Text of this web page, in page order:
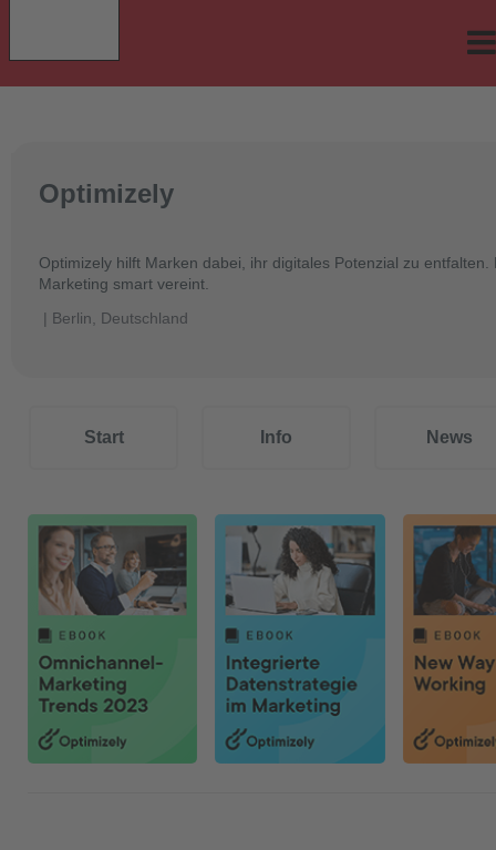
Optimizely
Optimizely hilft Marken dabei, ihr digitales Potenzial zu
Marketing smart vereint.
| Berlin, Deutschland
Start Info News